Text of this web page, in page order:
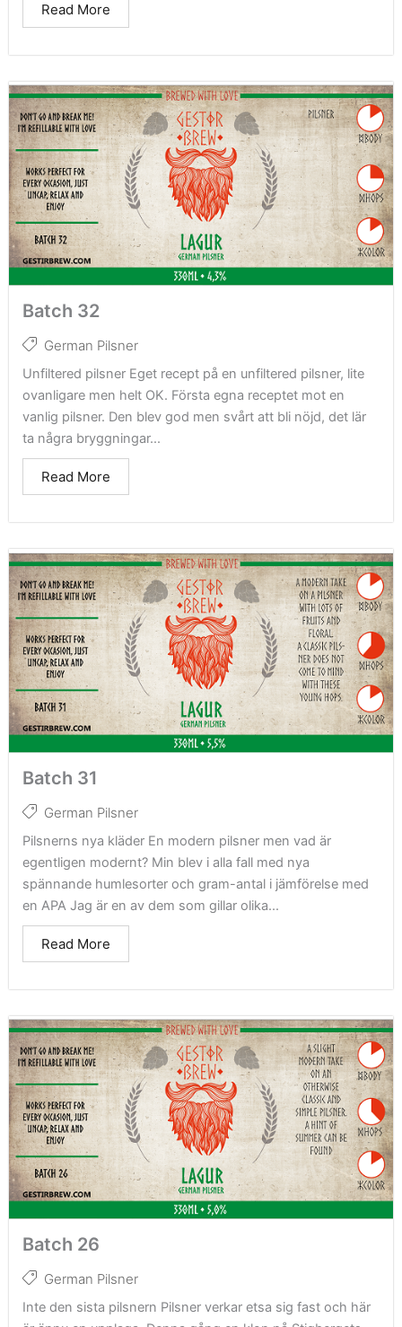
Read More
Batch 32
German Pilsner
Unfiltered pilsner Eget recept på en unfiltered pilsner, lite
ovanligare men helt OK. Första egna receptet mot en
vanlig pilsner. Den blev god men svårt att bli nöjd, det lär
ta några bryggningar...
Read More
Batch 31
German Pilsner
Pilsnerns nya kläder En modern pilsner men vad är
egentligen modernt? Min blev i alla fall med nya
spännande humlesorter och gram-antal i jämförelse med
en APA Jag är en av dem som gillar olika...
Read More
Batch 26
German Pilsner
Inte den sista pilsnern Pilsner verkar etsa sig fast och här